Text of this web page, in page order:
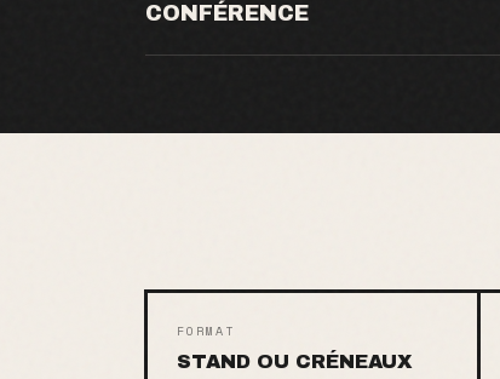
CONFÉRENCE
FORMAT
STAND OU CRÉNEAUX